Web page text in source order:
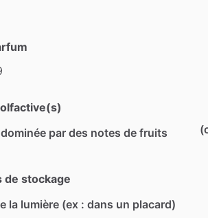
par des notes de fruits
de stockage
la lumière (ex : dans un placard)